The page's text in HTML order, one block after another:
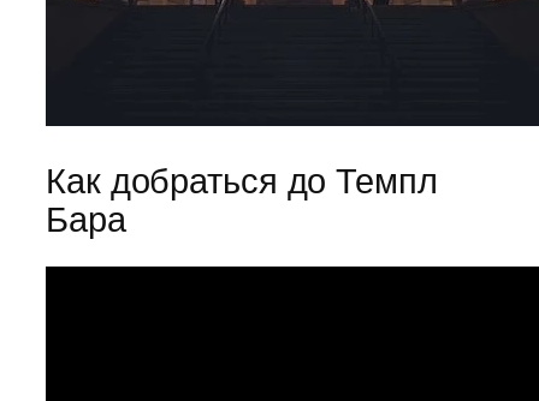
Как добраться до Темпл
Бара